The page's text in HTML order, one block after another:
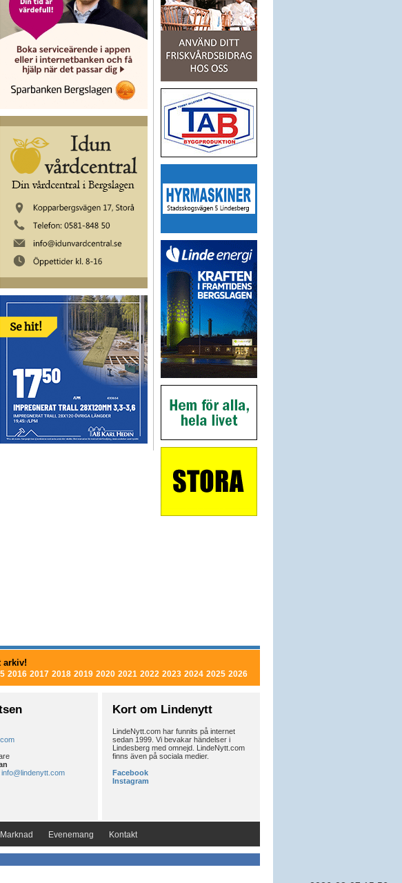
arkiv!
2016 2017 2018 2019 2020 2021 2022 2023 2024 2025 2026
info@lindenytt.com
Kort om Lindenytt
LindeNytt.com har funnits på internet
sedan 1999. Vi bevakar händelser i
Lindesberg med omnejd. LindeNytt.com
finns även på sociala medier.
Facebook
Instagram
Marknad Evenemang Kontakt